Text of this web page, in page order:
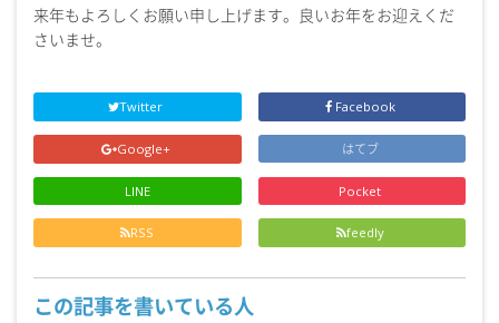
来年もよろしくお願い申し上げます。良いお年をお迎えくだ
さいませ。
Twitter Facebook
Google+ はてブ
LINE Pocket
RSS feedly
この記事を書いている人